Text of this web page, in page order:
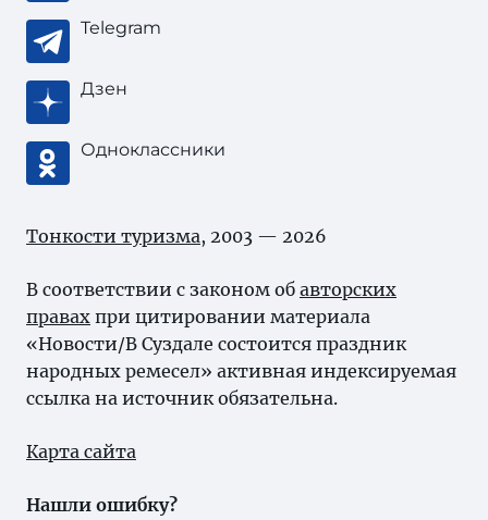
Telegram
Дзен
Одноклассники
Тонкости туризма, 2003 — 2026
В соответствии с законом об авторских
правах при цитировании материала
«Новости/В Суздале состоится праздник
народных ремесел» активная индексируемая
ссылка на источник обязательна.
Карта сайта
Нашли ошибку?